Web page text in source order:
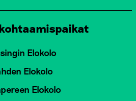
Elokolo
Elokolo
Elokolo